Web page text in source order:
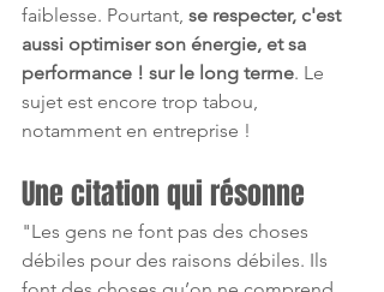
faiblesse. Pourtant, se respecter, c'est
aussi optimiser son énergie, et sa
performance ! sur le long terme. Le
sujet est encore trop tabou,
notamment en entreprise !
Une citation qui résonne
"Les gens ne font pas des choses
débiles pour des raisons débiles. Ils